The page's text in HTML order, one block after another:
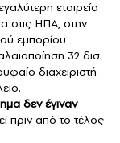
εταιρεία
στις ΗΠΑ, στην
εμπορίου
32 δισ.
διαχειριστή
δεν έγιναν
πριν από το τέλος